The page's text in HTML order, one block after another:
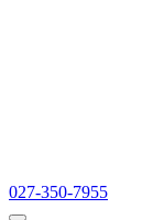
027-350-7955